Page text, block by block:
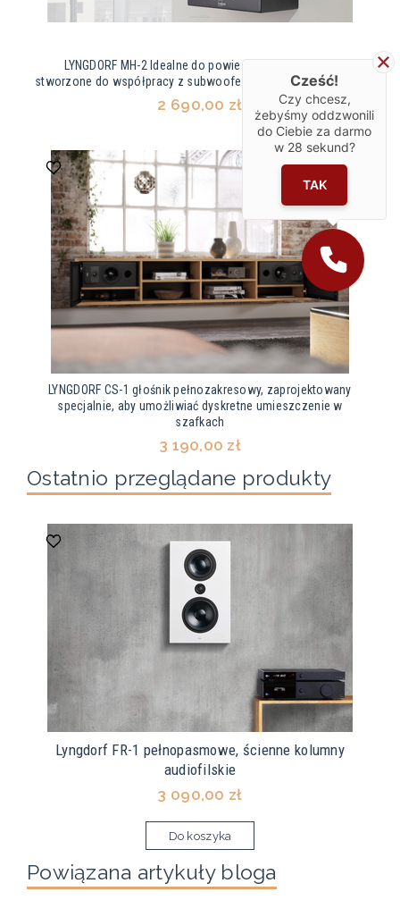
LYNGDORF MH-2 Idealne do powieszenia na ścianie,
stworzone do współpracy z subwooferami np. Lyngdorf BW-2.
2 690,00 zł
LYNGDORF CS-1 głośnik pełnozakresowy, zaprojektowany
specjalnie, aby umożliwiać dyskretne umieszczenie w
szafkach
3 190,00 zł
Ostatnio przeglądane produkty
Lyngdorf FR-1 pełnopasmowe, ścienne kolumny
audiofilskie
3 090,00 zł
Do koszyka
Powiązana artykuły bloga
Cześć!
Czy chcesz,
żebyśmy oddzwonili
do Ciebie za darmo
w 28 sekund?
TAK